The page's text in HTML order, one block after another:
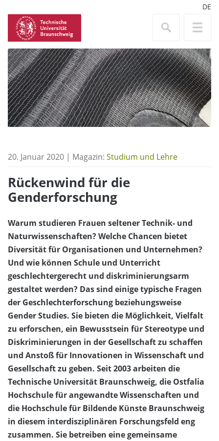
DE
20. Januar 2020 | Magazin: Studium und Lehre
Rückenwind für die
Genderforschung
Warum studieren Frauen seltener Technik- und
Naturwissenschaften? Welche Chancen bietet
Diversität für Organisationen und Unternehmen?
Und wie können Schule und Unterricht
geschlechtergerecht und diskriminierungsarm
gestaltet werden? Das sind einige typische Fragen
der Geschlechterforschung beziehungsweise
Gender Studies. Sie bieten die Möglichkeit, Vielfalt
zu erforschen, ein Bewusstsein für Stereotype und
Diskriminierungen in der Gesellschaft zu schaffen
und Anstoß für Innovationen in Wissenschaft und
Gesellschaft zu geben. Seit 2003 arbeiten die
Technische Universität Braunschweig, die Ostfalia
Hochschule für angewandte Wissenschaften und
die Hochschule für Bildende Künste Braunschweig
in diesem interdisziplinären Forschungsfeld eng
zusammen. Sie betreiben eine gemeinsame